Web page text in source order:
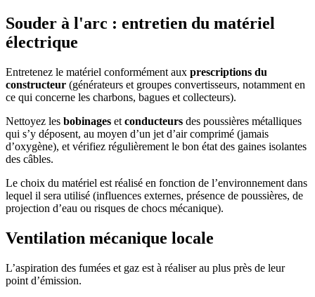
Souder à l'arc : entretien du matériel
électrique
Entretenez le matériel conformément aux prescriptions du
constructeur (générateurs et groupes convertisseurs, notamment en
ce qui concerne les charbons, bagues et collecteurs).
Nettoyez les bobinages et conducteurs des poussières métalliques
qui s’y déposent, au moyen d’un jet d’air comprimé (jamais
d’oxygène), et vérifiez régulièrement le bon état des gaines isolantes
des câbles.
Le choix du matériel est réalisé en fonction de l’environnement dans
lequel il sera utilisé (influences externes, présence de poussières, de
projection d’eau ou risques de chocs mécanique).
Ventilation mécanique locale
L’aspiration des fumées et gaz est à réaliser au plus près de leur
point d’émission.